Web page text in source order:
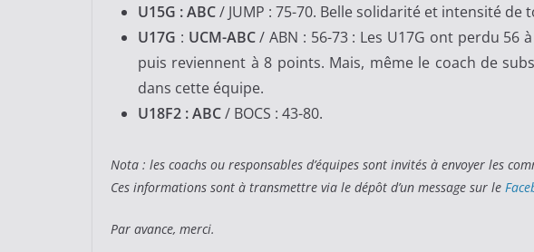
U15G : ABC/ JUMP : 75-70. Belle solidarité et intensité
U17G : UCM-ABC/ ABN : 56-73 : Les U17G ont perdu 56
puis reviennent à 8 points. Mais, même le coach de
dans cette équipe.
U18F2 :ABC/ BOCS : 43-80.
Nota : les coachs ou responsables d’équipes sont invités à envoyer les
Ces informations sont à transmettre via le dépôt d’un message sur le
Par avance, merci.